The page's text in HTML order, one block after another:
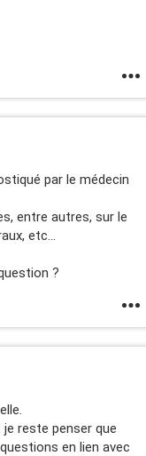
par le médecin
entre autres, sur le
etc...
?
reste penser que
en lien avec